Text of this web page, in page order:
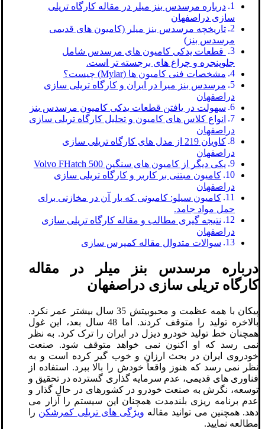
درباره مرسدس بنز میلر در مقاله کارگاه تریلی
سازی دراصفهان
تاریخچه مرسدس بنز میلر (کامیون های قدیمی
مرسدس بنز)
قطعات یدکی کامیون های مرسدس شامل
جلوپنجره و چراغ های برجسته تر است.
مشخصات فنی کامیون ها (Mylar) چیست؟
مرسدس بنز میرا در ایران و کارگاه تریلی سازی
دراصفهان
سهولت در یافتن قطعات یدکی کامیون مرسدس بنز
انواع کلاس های کامیون و تحلیل کارگاه تریلی سازی
دراصفهان
کاویان 219 از مدل های کارگاه تریلی سازی
دراصفهان
یکی دیگر از کامیون های سنگین Volvo FHatch 500
کامیون مبتنی بر کاربر و کارگاه تریلی سازی
دراصفهان
کامیون سیلو: کامیونی که بار آن در مخازنی برای
حمل مواد جامد.
نتیجه گیری مطالب و مقاله کارگاه تریلی سازی
دراصفهان
سوالات متدوال مقاله کمپرس سازی
درباره مرسدس بنز میلر در مقاله
کارگاه تریلی سازی دراصفهان
پیکان با همه عظمت و محبوبیتش 35 سال بیشتر عمر نکرد.
بالاخره تولید را متوقف کردند. اما 48 سال بعد، این غول
همچنان خط تولید خودرو دیزل در ایران را ترک کرد. به نظر
نمی رسد که او اکنون نمی خواهد متوقف شود. صنعت
خودروی ایران در بحث ارزان و خوب گیر کرده است و به
نظر نمی رسد که هنوز واقعاً خودش را بالا ببرد. استفاده از
فناوری های قدیمی، عدم سرمایه گذاری گسترده در تحقیق و
توسعه، نگرش به صنعت خودرو در کشورهای در حال گذار و
عدم برنامه ریزی بلندمدت همچنان این سیستم را آزار می
دهد. همچنین می توانید مقاله ویژگی های تریلی کمرشکن را
مطالعه نمایید.